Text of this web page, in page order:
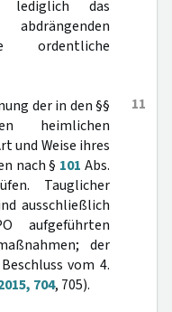
lediglich das
ordentliche
11
der in den §§
heimlichen
und Weise ihres
nach § 101 Abs.
Tauglicher
ausschließlich
aufgeführten
der
vom 4.
704, 705).